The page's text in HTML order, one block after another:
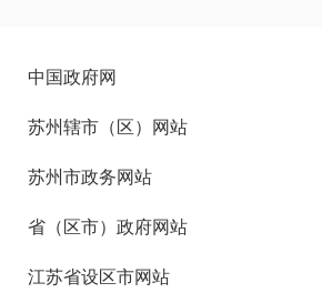
中国政府网
苏州辖市（区）网站
苏州市政务网站
省（区市）政府网站
江苏省设区市网站